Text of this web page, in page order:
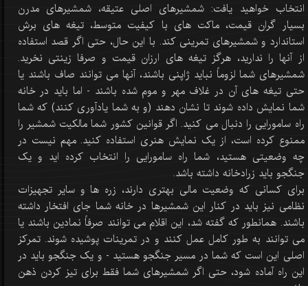
انتخاب خواهید یافت: شمشیرهای اصلی عتیقه، شمشیرهای مدرن
بسیار گران قیمت، ماکت های با کیفیت متوسط، تیغه های برش
استاندارد و شمشیرهای تمرینی کند. با این حال، حتی اگر قصد استفاده
از آنها را ندارید، هرگز تیغه های ارزان قیمت و صرفا زینتی نخرید.
شمشیرهای شما لزوماً نباید ژاپنی باشند، آنها می توانند صاف باشند یا
حتی تیغه های آن در غلاف مهر و موم شده باشند - اما باید در خانه
شما نمایش داده شوند تا نشان دهند (و به شما یادآوری کنند) که شما
راه سامورایی را دنبال می کنید. اگر قوانین کشور شما مالکیت شمشیر را
ممنوع کرده است، از یک نمایش هنری استفاده کنید. مهم نیست در
چه وضعیتی هستید، شما راه سامورایی را انتخاب کرده اید و یک
جنگجو باید زرادخانه داشته باشد.
برای کسانی که وضعیت مالی بهتری دارند، زره ها و سایر تجهیزات
نظامی نیز باید در کنار این شمشیرها در خانه شما جای افتخار داشته
باشند. همانطور که گفته شد، این اقلام می توانند صرفاً نمادین باشند یا
می توانند به طور کامل عمل کنند و در تمرینات پوشیده شوند. تمرکز
اصلی این است که شما در مسیر جنگجو هستید - و یک جنگجو باید در
این راه آماده شود، حتی اگر شمشیرهای شما فقط برای تیز کردن ذهن